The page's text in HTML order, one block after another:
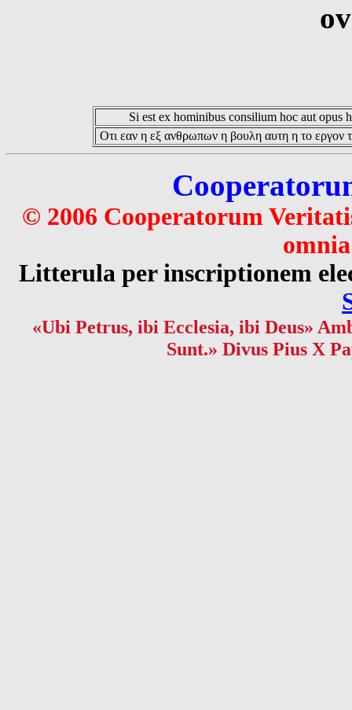
Si est ex hominibus consilium hoc aut opus
Οτι εαν η εξ ανθρωπων η βουλη αυτη η το εργον
© 2006 Cooperatorum
Litterula per inscriptionem
«Ubi Petrus, ibi Ecclesia, ibi Deus»
Sunt.» Divus Pius X